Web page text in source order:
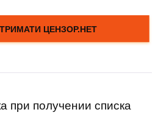
при получении списка